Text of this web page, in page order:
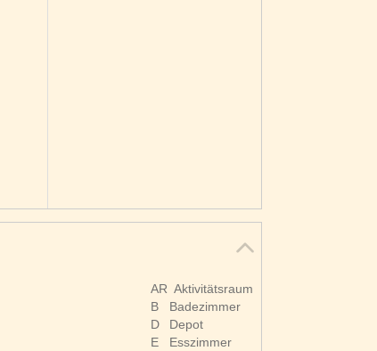
AR Aktivitätsraum
B
Badezimmer
D
Depot
E
Esszimmer